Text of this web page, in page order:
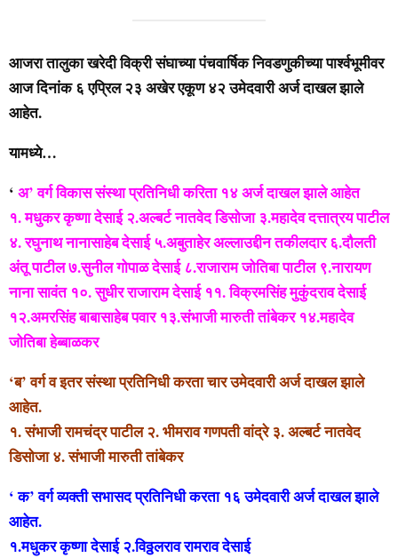
आजरा तालुका खरेदी विक्री संघाच्या पंचवार्षिक निवडणुकीच्या पार्श्वभूमीवर
आज दिनांक ६ एप्रिल २३ अखेर एकूण ४२ उमेदवारी अर्ज दाखल झाले
आहेत.
यामध्ये…
‘ अ’ वर्ग विकास संस्था प्रतिनिधी करिता १४ अर्ज दाखल झाले आहेत
१. मधुकर कृष्णा देसाई २.अल्बर्ट नातवेद डिसोजा ३.महादेव दत्तात्रय पाटील
४. रघुनाथ नानासाहेब देसाई ५.अबुताहेर अल्लाउद्दीन तकीलदार ६.दौलती
अंतू पाटील ७.सुनील गोपाळ देसाई ८.राजाराम जोतिबा पाटील ९.नारायण
नाना सावंत १०. सुधीर राजाराम देसाई ११. विक्रमसिंह मुकुंदराव देसाई
१२.अमरसिंह बाबासाहेब पवार १३.संभाजी मारुती तांबेकर १४.महादेव
जोतिबा हेब्बाळकर
‘ब’ वर्ग व इतर संस्था प्रतिनिधी करता चार उमेदवारी अर्ज दाखल झाले
आहेत.
१. संभाजी रामचंद्र पाटील २. भीमराव गणपती वांद्रे ३. अल्बर्ट नातवेद
डिसोजा ४. संभाजी मारुती तांबेकर
‘ क’ वर्ग व्यक्ती सभासद प्रतिनिधी करता १६ उमेदवारी अर्ज दाखल झाले
आहेत.
१.मधुकर कृष्णा देसाई २.विठ्ठलराव रामराव देसाई